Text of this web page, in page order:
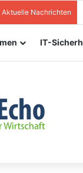
Aktuelle Nachrichten
IT-